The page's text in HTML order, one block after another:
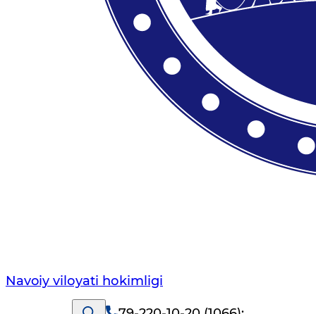
Navoiy vilоyati hоkimligi